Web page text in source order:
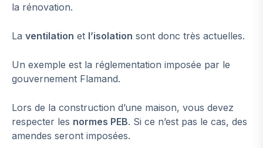
la rénovation.
La ventilation et l’isolation sont donc très actuelles.
Un exemple est la réglementation imposée par le
gouvernement Flamand.
Lors de la construction d’une maison, vous devez
respecter les normes PEB. Si ce n’est pas le cas, des
amendes seront imposées.